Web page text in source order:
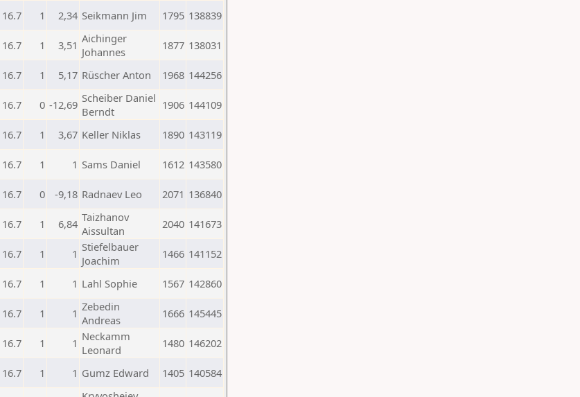
16.7 1 2,34 Seikmann Jim 1795 138839
16.7 1 3,51 Aichinger
Johannes
1877 138031
16.7 1 5,17 Rüscher Anton 1968 144256
16.7 0 -12,69 Scheiber Daniel
Berndt
1906 144109
16.7 1 3,67 Keller Niklas 1890 143119
16.7 1 1 Sams Daniel 1612 143580
16.7 0 -9,18 Radnaev Leo 2071 136840
16.7 1 6,84 Taizhanov
Aissultan
2040 141673
16.7 1 1 Stiefelbauer
Joachim
1466 141152
16.7 1 1 Lahl Sophie 1567 142860
16.7 1 1 Zebedin
Andreas
1666 145445
16.7 1 1 Neckamm
Leonard
1480 146202
16.7 1 1 Gumz Edward 1405 140584